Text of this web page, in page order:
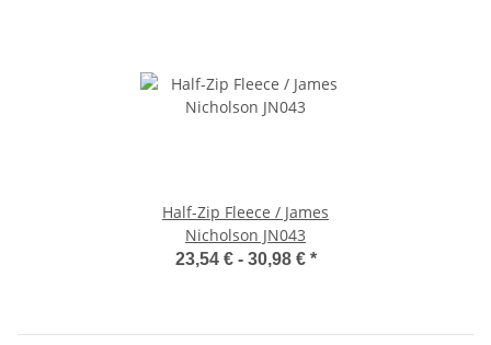
Half-Zip Fleece / James
Nicholson JN043
23,54 € - 30,98 € *